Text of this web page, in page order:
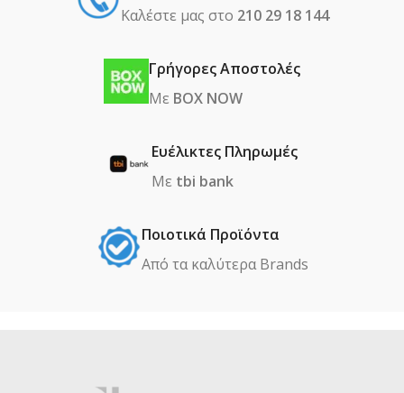
Καλέστε μας στο 210 29 18 144
Γρήγορες Αποστολές
Με BOX NOW
Ευέλικτες Πληρωμές
Με tbi bank
Ποιοτικά Προϊόντα
Από τα καλύτερα Βrands